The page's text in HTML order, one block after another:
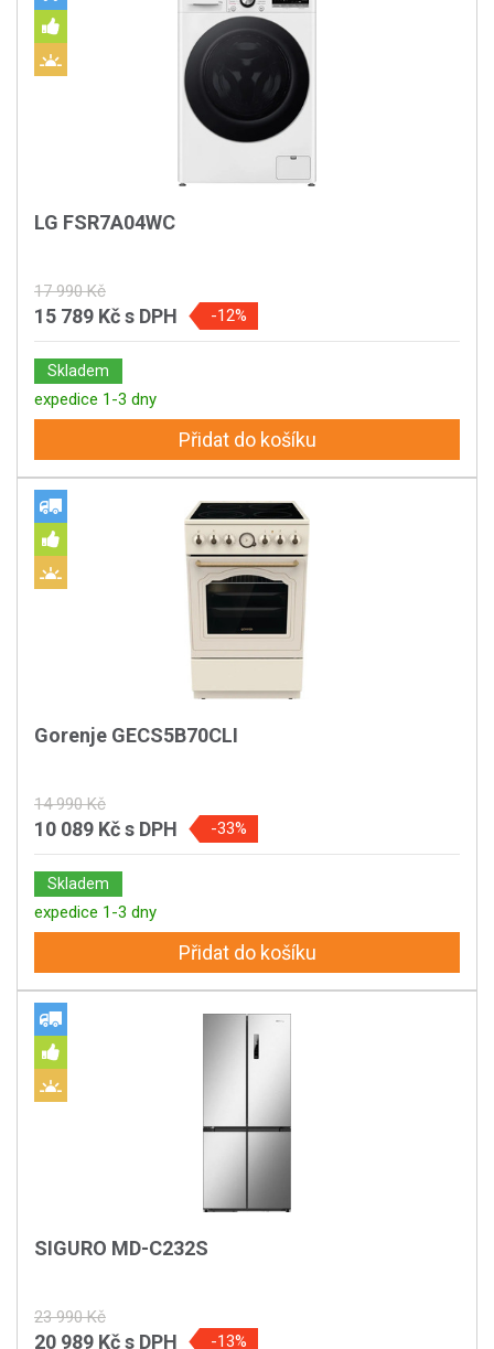
LG FSR7A04WC
17 990 Kč
15 789 Kčs DPH -12%
Skladem
expedice 1-3 dny
Přidat do košíku
Gorenje GECS5B70CLI
14 990 Kč
10 089 Kčs DPH -33%
Skladem
expedice 1-3 dny
Přidat do košíku
SIGURO MD-C232S
23 990 Kč
20 989 Kčs DPH -13%